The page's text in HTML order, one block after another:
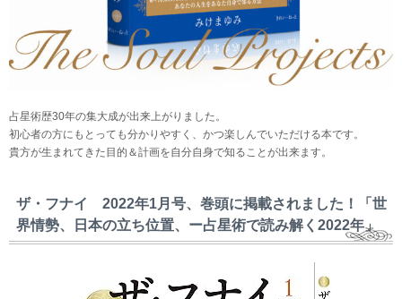
占星術歴30年の集大成が出来上がりました。
初心者の方にもとっても分かりやすく、かつ楽しんでいただける本です。
貴方が生まれてきた目的＆計画を自分自身で知ることが出来ます。
ザ・フナイ 2022年1月号、巻頭に掲載されました！「世
界情勢、日本の立ち位置、ー占星術で読み解く2022年」